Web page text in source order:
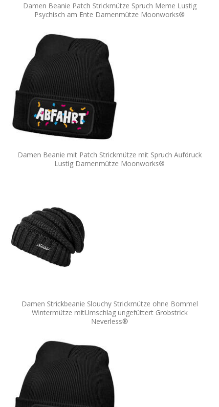
Damen Beanie Patch Strickmütze Spruch Meme Lustig
Psychisch am Ente Damenmütze Moonworks®
Damen Beanie mit Patch Strickmütze mit Spruch Aufdruck
Lustig Damenmütze Moonworks®
Damen Strickbeanie Slouchy Strickmütze ohne Bommel
Wintermütze mitUmschlag ungefüttert Grobstrick
Neverless®